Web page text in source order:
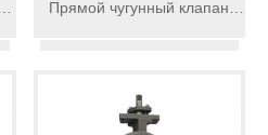
Прямой чугунный клапан